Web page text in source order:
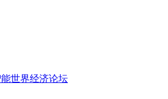
世界经济论坛